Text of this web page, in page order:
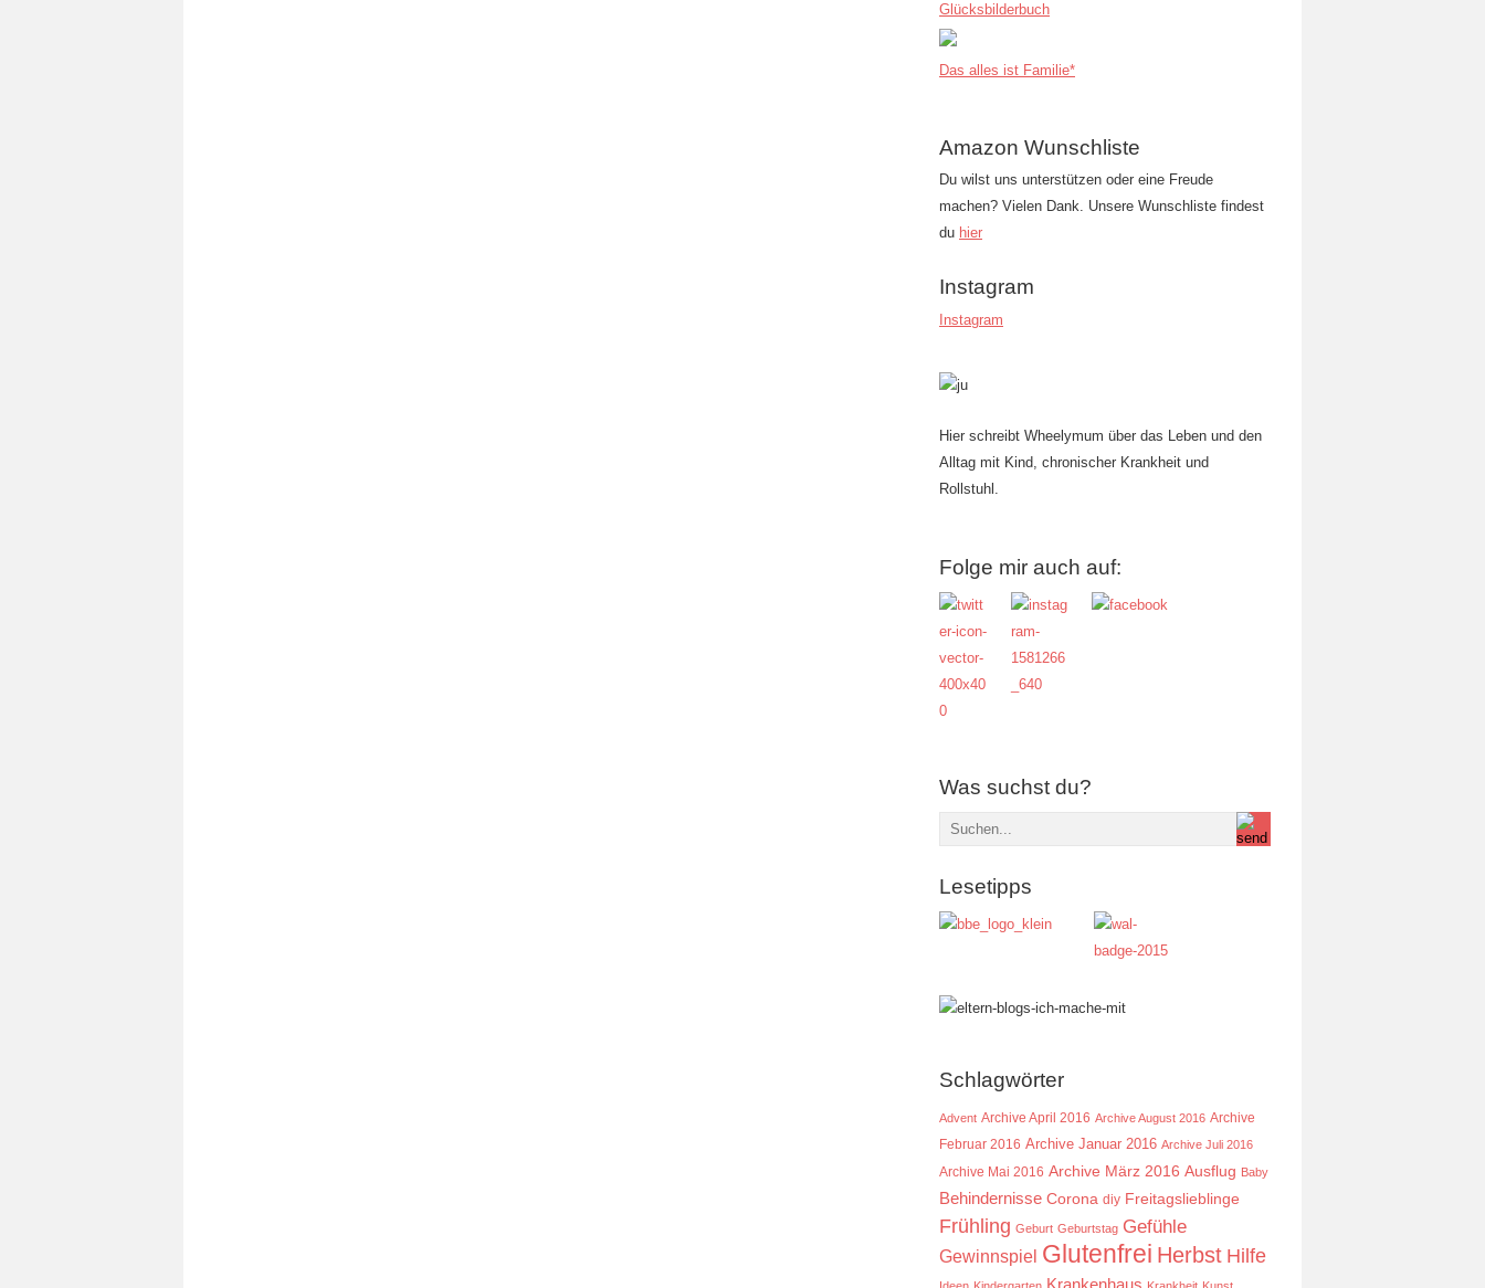
Glücksbilderbuch
Das alles ist Familie*
Amazon Wunschliste
Du wilst uns unterstützen oder eine Freude
machen? Vielen Dank. Unsere Wunschliste findest
du hier
Instagram
Instagram
Hier schreibt Wheelymum über das Leben und den
Alltag mit Kind, chronischer Krankheit und
Rollstuhl.
Folge mir auch auf:
Was suchst du?
Lesetipps
Schlagwörter
Advent Archive April 2016 Archive August 2016 Archive
Februar 2016 Archive Januar 2016 Archive Juli 2016
Archive Mai 2016 Archive März 2016 Ausflug Baby
Behindernisse Corona diy Freitagslieblinge
Frühling Geburt Geburtstag Gefühle
Gewinnspiel Glutenfrei Herbst Hilfe
Krankenhaus